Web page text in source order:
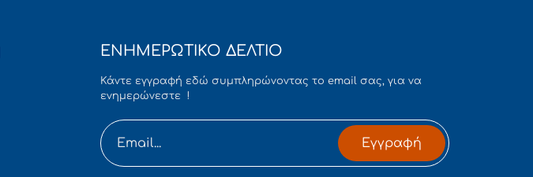
ΕΝΗΜΕΡΩΤΙΚΟ ΔΕΛΤΙΟ
Κάντε εγγραφή εδώ συμπληρώνοντας το email σας, για να
ενημερώνεστε !
Εγγραφή